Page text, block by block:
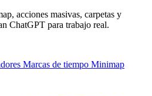
acciones masivas, carpetas y
ChatGPT para trabajo real.
Marcas de tiempo Minimap